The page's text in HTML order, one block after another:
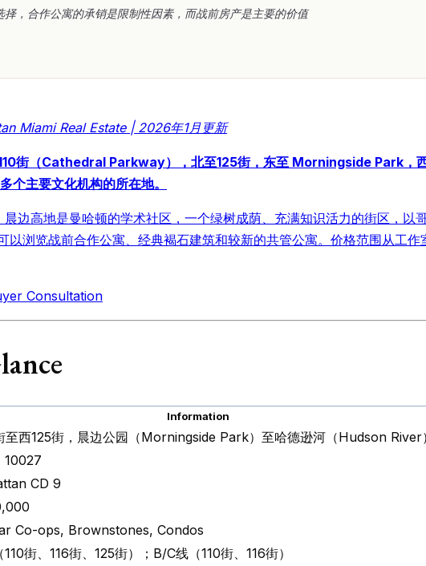
，合作公寓的承销是限制性因素，而战前房产是主要的价值
Miami Real Estate | 2026年1月更新
街（Cathedral Parkway），北至125街，东至 Morningside Park，
主要文化机构的所在地。
晨边高地是曼哈顿的学术社区，一个绿树成荫、充满知识活力的街区，以
浏览战前合作公寓、经典褐石建筑和较新的共管公寓。价格范围从工
Consultation
Information
至西125街，晨边公园（Morningside Park）至哈德逊河（Hudson River）
10027
CD 9
Co-ops, Brownstones, Condos
110街、116街、125街）；B/C线（110街、116街）